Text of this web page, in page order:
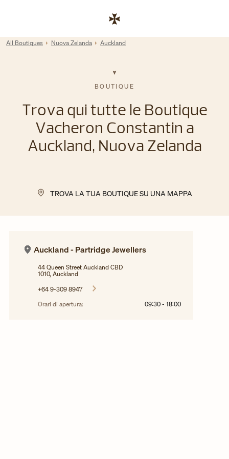
Return to Nav
All Boutiques Nuova Zelanda Auckland
BOUTIQUE
Trova qui tutte le Boutique
Vacheron Constantin a
Auckland, Nuova Zelanda
TROVA LA TUA BOUTIQUE SU UNA MAPPA
Auckland - Partridge Jewellers
44 Queen Street Auckland CBD
1010, Auckland
+64 9-309 8947
Orari di apertura:
09:30 - 18:00